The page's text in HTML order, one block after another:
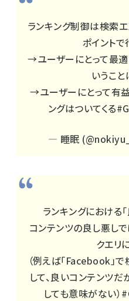
ランキング制御は検索
ポイント
→ユーザーにとって最
いうこ
→ユーザーにとって有
ングはついてくる
— 睡眠
ランキングにおける
コンテンツの良し悪し
クエリ
（例えば「Facebook」
して、良いコンテンツ
しても意味がない）